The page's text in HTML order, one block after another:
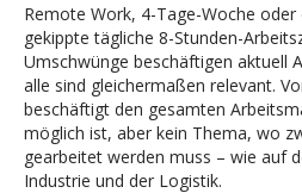
Remote Work, 4-Tage-Woche
gekippte tägliche 8-Stunden-
Umschwünge beschäftigen aktuell
alle sind gleichermaßen relevant.
beschäftigt den gesamten
möglich ist, aber kein Thema, wo
gearbeitet werden muss – wie auf
Industrie und der Logistik.